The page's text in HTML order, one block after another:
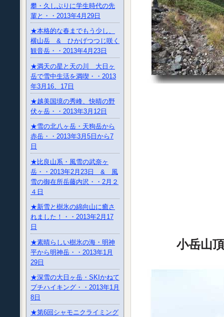
攀・久しぶりに学生時代の先
輩と・・2013年4月29日
★本格的な春までもう少し、
横山岳 & ひかげつつじ咲く
観音岳・・2013年4月23日
★満天の星と天の川 大日ヶ
岳で雪中生活を満喫・・2013
年3月16、17日
★越美国境の秀峰、快晴の野
伏ヶ岳・・2013年3月12日
★雪の北八ヶ岳・天狗岳から
赤岳・・2013年3月5日から7
日
★比良山系・風雪の武奈ヶ
岳・・2013年2月23日 & 風
雪の御在所岳藤内沢・・2月２
４日
★新雪と樹氷の綿向山に癒さ
れました！・・2013年2月17
日
★素晴らしい樹氷の海・明神
平から明神岳・・2013年1月
29日
★深雪の大日ヶ岳・SKIかねて
プチハイキング・・2013年1月
8日
★第6回シャモニクライミング
小岳山